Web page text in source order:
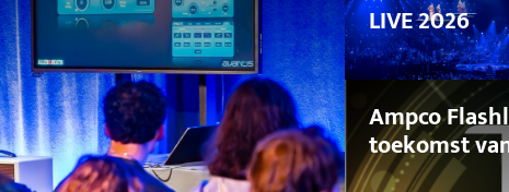
LIVE 2026
Ampco
toekomst